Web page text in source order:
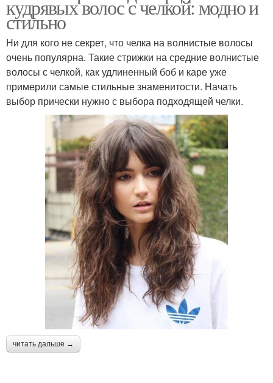
кудрявых волос с челкой: модно и
стильно
Ни для кого не секрет, что челка на волнистые волосы
очень популярна. Такие стрижки на средние волнистые
волосы с челкой, как удлиненный боб и каре уже
примерили самые стильные знаменитости. Начать
выбор прически нужно с выбора подходящей челки.
читать дальше →